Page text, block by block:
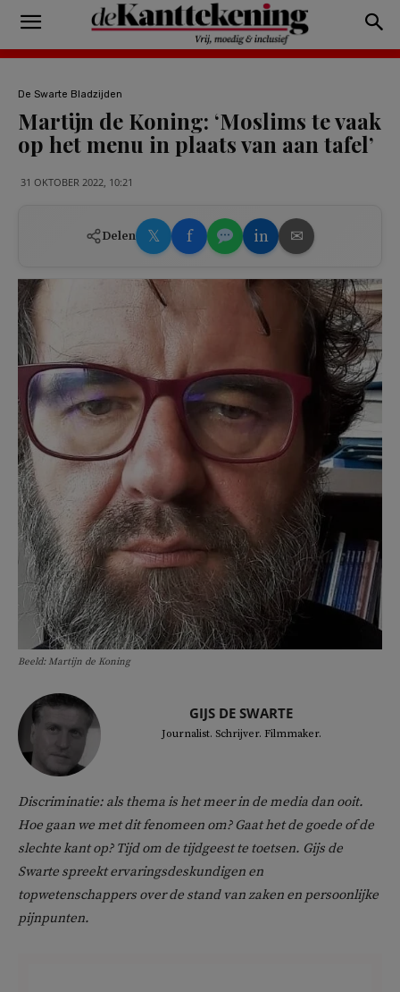
De Swarte Bladzijden
Martijn de Koning: ‘Moslims te vaak
op het menu in plaats van aan tafel’
31 OKTOBER 2022, 10:21
Delen 𝕏 f in ✉
Beeld: Martijn de Koning
GIJS DE SWARTE
Journalist. Schrijver. Filmmaker.
Discriminatie: als thema is het meer in de media dan ooit.
Hoe gaan we met dit fenomeen om? Gaat het de goede of de
slechte kant op? Tijd om de tijdgeest te toetsen. Gijs de
Swarte spreekt ervaringsdeskundigen en
topwetenschappers over de stand van zaken en persoonlijke
pijnpunten.